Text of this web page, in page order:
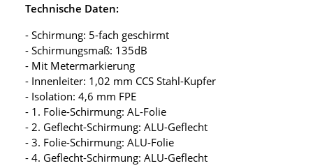
Technische Daten:
- Schirmung: 5-fach geschirmt
- Schirmungsmaß: 135dB
- Mit Metermarkierung
- Innenleiter: 1,02 mm CCS Stahl-Kupfer
- Isolation: 4,6 mm FPE
- 1. Folie-Schirmung: AL-Folie
- 2. Geflecht-Schirmung: ALU-Geflecht
- 3. Folie-Schirmung: ALU-Folie
- 4. Geflecht-Schirmung: ALU-Geflecht